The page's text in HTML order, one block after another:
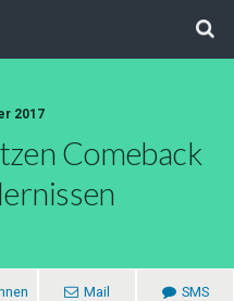
2017
Comeback
Mail SMS